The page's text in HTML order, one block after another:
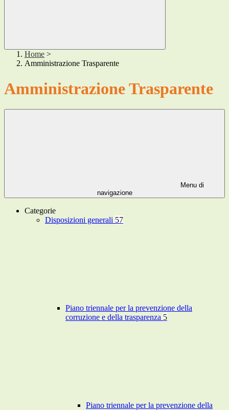
Home >
Amministrazione Trasparente
Amministrazione Trasparente
Menu di
navigazione
Categorie
Disposizioni generali 57
Piano triennale per la prevenzione della
corruzione e della trasparenza 5
Piano triennale per la prevenzione della